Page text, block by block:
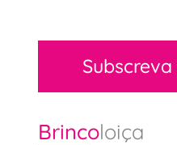
Subscreva
Brincoloiça